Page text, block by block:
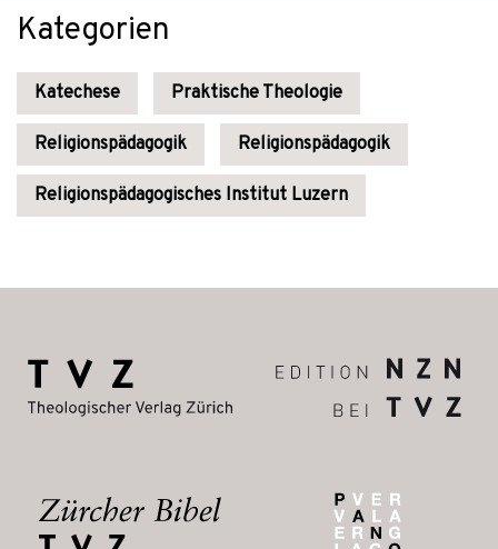
Kategorien
Katechese Praktische Theologie
Religionspädagogik Religionspädagogik
Religionspädagogisches Institut Luzern